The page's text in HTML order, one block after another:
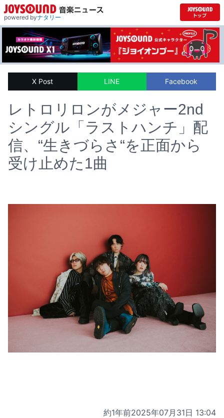
powered byナタリー
X Post LINE Facebook
レトロリロンがメジャー2nd
シングル「ラストハンチ」配
信、“生きづらさ“を正面から
受け止めた1曲
約1年前2025年07月31日 13:04